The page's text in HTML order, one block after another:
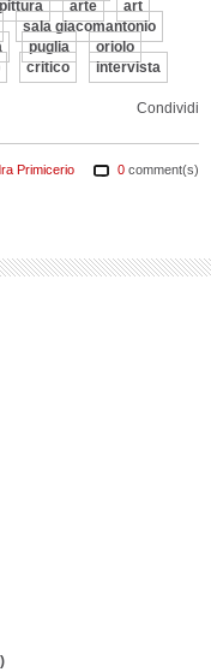
pittura arte
art
sala giacomantonio
puglia
oriolo
critico
intervista
Condividi
Primicerio 0 comment(s)